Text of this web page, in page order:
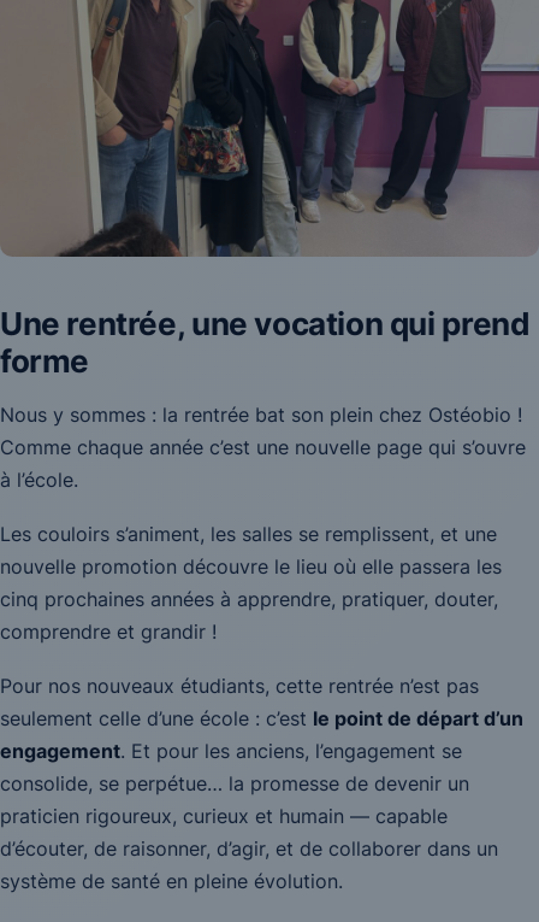
Une rentrée, une vocation qui prend
forme
Nous y sommes : la rentrée bat son plein chez Ostéobio !
Comme chaque année c’est une nouvelle page qui s’ouvre
à l’école.
Les couloirs s’animent, les salles se remplissent, et une
nouvelle promotion découvre le lieu où elle passera les
cinq prochaines années à apprendre, pratiquer, douter,
comprendre et grandir !
Pour nos nouveaux étudiants, cette rentrée n’est pas
seulement celle d’une école : c’est le point de départ d’un
engagement. Et pour les anciens, l’engagement se
consolide, se perpétue… la promesse de devenir un
praticien rigoureux, curieux et humain — capable
d’écouter, de raisonner, d’agir, et de collaborer dans un
système de santé en pleine évolution.